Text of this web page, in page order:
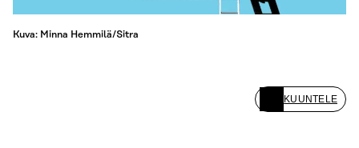
Kuva: Minna Hemmilä/Sitra
KUUNTELE